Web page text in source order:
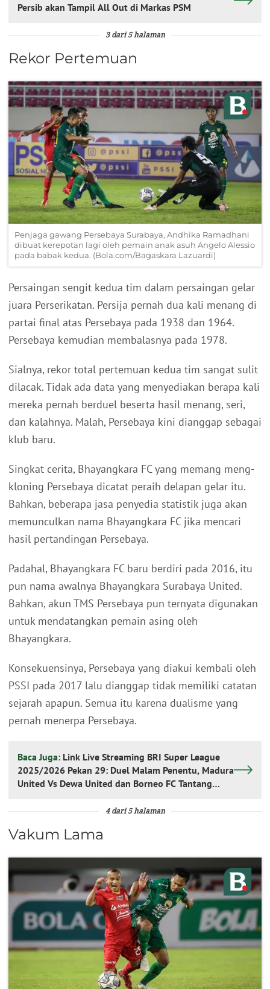
Persib akan Tampil All Out di Markas PSM
3 dari 5 halaman
Rekor Pertemuan
Penjaga gawang Persebaya Surabaya, Andhika Ramadhani
dibuat kerepotan lagi oleh pemain anak asuh Angelo Alessio
pada babak kedua. (Bola.com/Bagaskara Lazuardi)
Persaingan sengit kedua tim dalam persaingan gelar
juara Perserikatan. Persija pernah dua kali menang di
partai final atas Persebaya pada 1938 dan 1964.
Persebaya kemudian membalasnya pada 1978.
Sialnya, rekor total pertemuan kedua tim sangat sulit
dilacak. Tidak ada data yang menyediakan berapa kali
mereka pernah berduel beserta hasil menang, seri,
dan kalahnya. Malah, Persebaya kini dianggap sebagai
klub baru.
Singkat cerita, Bhayangkara FC yang memang meng-
kloning Persebaya dicatat peraih delapan gelar itu.
Bahkan, beberapa jasa penyedia statistik juga akan
memunculkan nama Bhayangkara FC jika mencari
hasil pertandingan Persebaya.
Padahal, Bhayangkara FC baru berdiri pada 2016, itu
pun nama awalnya Bhayangkara Surabaya United.
Bahkan, akun TMS Persebaya pun ternyata digunakan
untuk mendatangkan pemain asing oleh
Bhayangkara.
Konsekuensinya, Persebaya yang diakui kembali oleh
PSSI pada 2017 lalu dianggap tidak memiliki catatan
sejarah apapun. Semua itu karena dualisme yang
pernah menerpa Persebaya.
Baca Juga: Link Live Streaming BRI Super League
2025/2026 Pekan 29: Duel Malam Penentu, Madura
United Vs Dewa United dan Borneo FC Tantang
4 dari 5 halaman
Vakum Lama